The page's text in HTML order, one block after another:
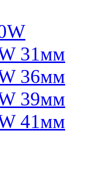
31мм
36мм
39мм
41мм